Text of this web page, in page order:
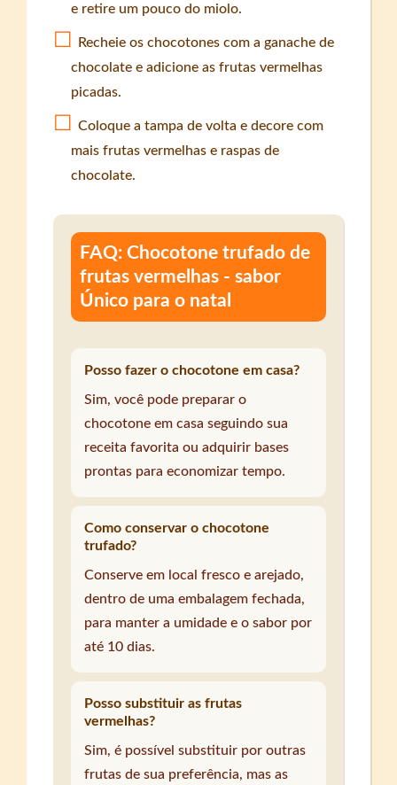
e retire um pouco do miolo.
Recheie os chocotones com a ganache de
chocolate e adicione as frutas vermelhas
picadas.
Coloque a tampa de volta e decore com
mais frutas vermelhas e raspas de
chocolate.
FAQ: Chocotone trufado de
frutas vermelhas - sabor
Único para o natal
Posso fazer o chocotone em casa?
Sim, você pode preparar o
chocotone em casa seguindo sua
receita favorita ou adquirir bases
prontas para economizar tempo.
Como conservar o chocotone
trufado?
Conserve em local fresco e arejado,
dentro de uma embalagem fechada,
para manter a umidade e o sabor por
até 10 dias.
Posso substituir as frutas
vermelhas?
Sim, é possível substituir por outras
frutas de sua preferência, mas as